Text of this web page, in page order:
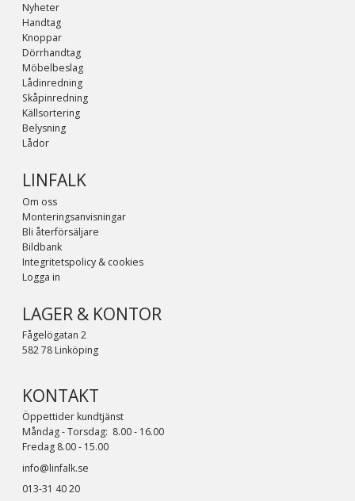
Nyheter
Handtag
Knoppar
Dörrhandtag
Möbelbeslag
Lådinredning
Skåpinredning
Källsortering
Belysning
Lådor
LINFALK
Om oss
Monteringsanvisningar
Bli återförsäljare
Bildbank
Integritetspolicy & cookies
Logga in
LAGER & KONTOR
Fågelögatan 2
582 78 Linköping
KONTAKT
Öppettider kundtjänst
Måndag - Torsdag: 8.00 - 16.00
Fredag 8.00 - 15.00
info@linfalk.se
013-31 40 20